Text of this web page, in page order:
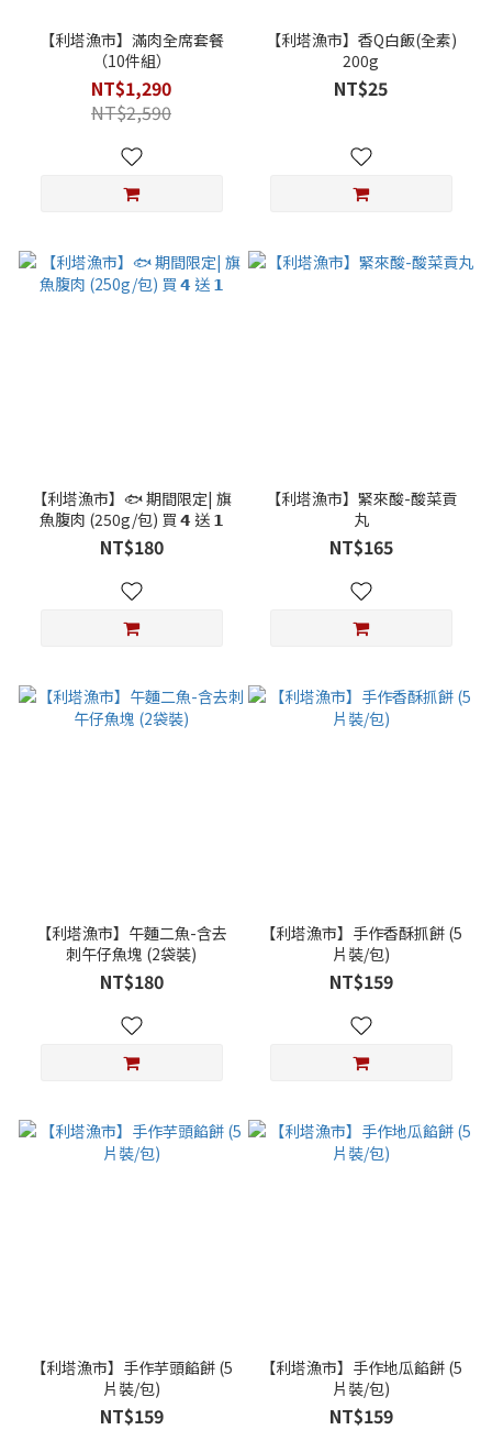
【利塔漁市】滿肉全席套餐
（10件組）
NT$1,290
NT$2,590
【利塔漁市】香Q白飯(全素)
200g
NT$25
【利塔漁市】🐟 期間限定| 旗
魚腹肉 (250g/包) 買 𝟰 送 𝟭
NT$180
【利塔漁市】緊來酸-酸菜貢
丸
NT$165
【利塔漁市】午麵二魚-含去
刺午仔魚塊 (2袋裝)
NT$180
【利塔漁市】手作香酥抓餅 (5
片裝/包)
NT$159
【利塔漁市】手作芋頭餡餅 (5
片裝/包)
NT$159
【利塔漁市】手作地瓜餡餅 (5
片裝/包)
NT$159